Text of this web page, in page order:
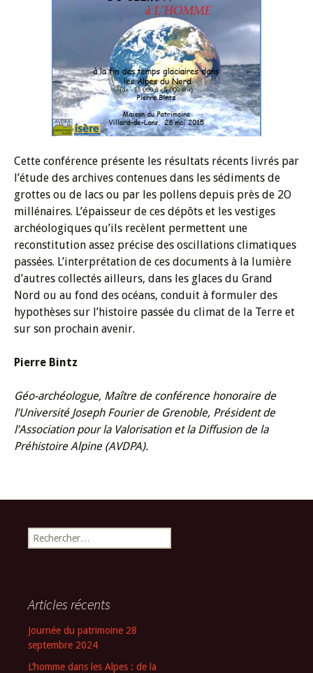
Cette conférence présente les résultats récents livrés par
l’étude des archives contenues dans les sédiments de
grottes ou de lacs ou par les pollens depuis près de 2O
millénaires. L’épaisseur de ces dépôts et les vestiges
archéologiques qu’ils recèlent permettent une
reconstitution assez précise des oscillations climatiques
passées. L’interprétation de ces documents à la lumière
d’autres collectés ailleurs, dans les glaces du Grand
Nord ou au fond des océans, conduit à formuler des
hypothèses sur l’histoire passée du climat de la Terre et
sur son prochain avenir.
Pierre Bintz
Géo-archéologue, Maître de conférence honoraire de
l’Université Joseph Fourier de Grenoble, Président de
l’Association pour la Valorisation et la Diffusion de la
Préhistoire Alpine (AVDPA).
Rechercher :
Articles récents
Journée du patrimoine 28
septembre 2024
L’homme dans les Alpes : de la